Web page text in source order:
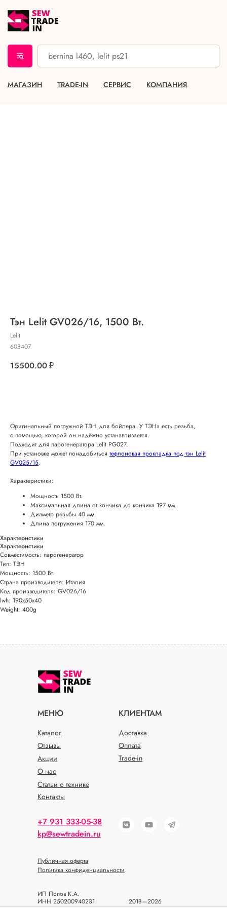
МАГАЗИН TRADE-IN СЕРВИС КОМПАНИЯ
Тэн Lelit GV026/16, 1500 Вт.
Lelit
608407
15500.00₽
Оригинальный погружной ТЭН для бойлера. У ТЭНа есть резьба,
с помощью, которой он надёжно устанавливается.
Подходит для парогенератора Lelit PG027.
При установке может понадобиться тефлоновая прокладка под тэн Lelit
GV025/15.
Характеристики:
Мощность 1500 Вт.
Максимальная длина от кончика до кончика 197 мм.
Диаметр резьбы 40 мм.
Длина погружения 170 мм.
Характеристики
Характеристики
Совместимость: парогенератор
Тип: ТЭН
Мощность: 1500 Вт.
Страна производителя: Италия
Код производителя: GV026/16
lwh: 190x50x40
Weight: 400g
МЕНЮ КЛИЕНТАМ
Каталог
О нас
Доставка
Статьи о технике
Оплата
Отзывы
Акции
Контакты
Trade-in
+7 931 333-05-38
kp@sewtradein.ru
ИП Попов К.А.
ИНН 250200940231
Политика конфиденциальности
Публичная оферта
2018—2026